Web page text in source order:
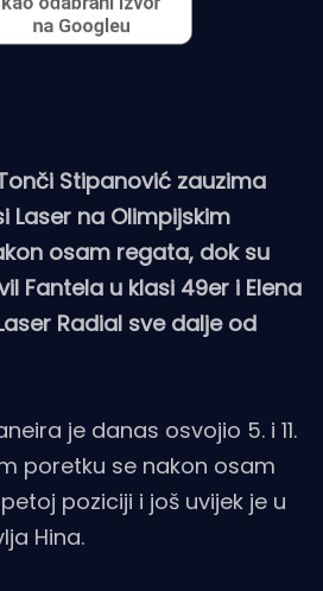
Stipanović zauzima
Laser na Olimpijskim
osam regata, dok su
Fantela u klasi 49er i Elena
Radial sve dalje od
je danas osvojio 5. i 11.
poretku se nakon osam
poziciji i još uvijek je u
Hina.